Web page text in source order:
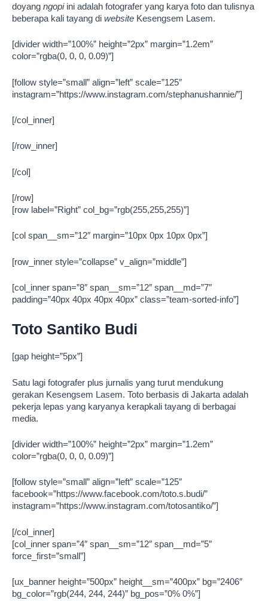
doyang ngopi ini adalah fotografer yang karya foto dan tulisnya
beberapa kali tayang di website Kesengsem Lasem.
[divider width=”100%” height=”2px” margin=”1.2em”
color=”rgba(0, 0, 0, 0.09)”]
[follow style=”small” align=”left” scale=”125″
instagram=”https://www.instagram.com/stephanushannie/”]
[/col_inner]
[/row_inner]
[/col]
[/row]
[row label=”Right” col_bg=”rgb(255,255,255)”]
[col span__sm=”12″ margin=”10px 0px 10px 0px”]
[row_inner style=”collapse” v_align=”middle”]
[col_inner span=”8″ span__sm=”12″ span__md=”7″
padding=”40px 40px 40px 40px” class=”team-sorted-info”]
Toto Santiko Budi
[gap height=”5px”]
Satu lagi fotografer plus jurnalis yang turut mendukung
gerakan Kesengsem Lasem. Toto berbasis di Jakarta adalah
pekerja lepas yang karyanya kerapkali tayang di berbagai
media.
[divider width=”100%” height=”2px” margin=”1.2em”
color=”rgba(0, 0, 0, 0.09)”]
[follow style=”small” align=”left” scale=”125″
facebook=”https://www.facebook.com/toto.s.budi/”
instagram=”https://www.instagram.com/totosantiko/”]
[/col_inner]
[col_inner span=”4″ span__sm=”12″ span__md=”5″
force_first=”small”]
[ux_banner height=”500px” height__sm=”400px” bg=”2406″
bg_color=”rgb(244, 244, 244)” bg_pos=”0% 0%”]